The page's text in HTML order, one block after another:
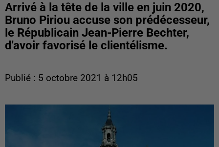
Arrivé à la tête de la ville en juin 2020,
Bruno Piriou accuse son prédécesseur,
le Républicain Jean-Pierre Bechter,
d'avoir favorisé le clientélisme.
Publié : 5 octobre 2021 à 12h05